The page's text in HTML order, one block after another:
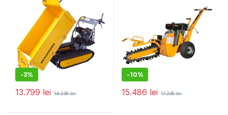
-3%
13.799 lei 14.236lei
-10%
15.486 lei 17.235lei